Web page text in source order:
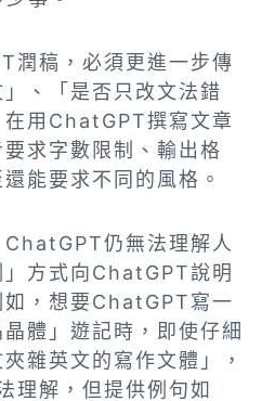
潤稿，必須更進一步傳
、「是否只改文法錯
用ChatGPT撰寫文章
求字數限制、輸出格
能要求不同的風格。
仍無法理解人
方式向ChatGPT說明
，想要ChatGPT寫一
體」遊記時，即使仔細
雜英文的寫作文體」，
理解，但提供例句如